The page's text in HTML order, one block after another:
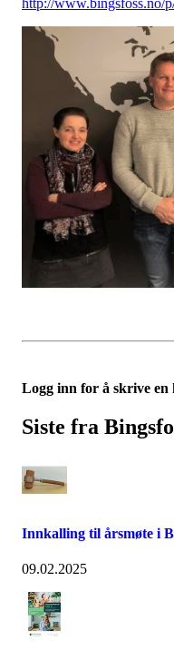
Logg inn for å skrive en
Siste fra
Innkalling til årsmøte i
09.02.2025